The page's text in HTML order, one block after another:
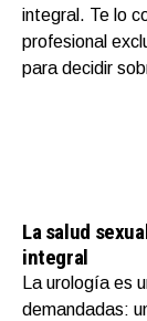
integral. Te lo
profesional
para decidir
La salud
integral
La urología es
demandadas: